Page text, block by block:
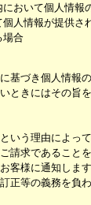
おいて個人情
個人情報が提供さ
場合
基づき個人情報
ときにはその旨
いう理由によっ
請求であること
客様に通知しま
等の義務を負